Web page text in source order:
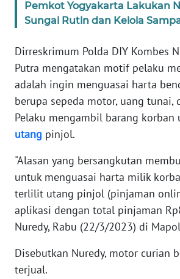
Pemkot Yogyakarta Lakukan
Sungai Rutin dan Kelola
Dirreskrimum Polda DIY Kombes
Putra mengatakan motif pelaku
adalah ingin menguasai harta
berupa sepeda motor, uang tunai,
Pelaku mengambil barang korban
utang pinjol.
"Alasan yang bersangkutan
untuk menguasai harta milik
terlilit utang pinjol (pinjaman
aplikasi dengan total pinjaman
Nuredy, Rabu (22/3/2023) di
Disebutkan Nuredy, motor curian
terjual.
KAMI
IKLAN
TENTANG
MEDIA
KARIR
DISCLAIMER